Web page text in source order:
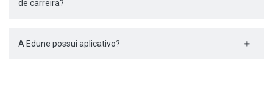
de carreira?
A Edune possui aplicativo?